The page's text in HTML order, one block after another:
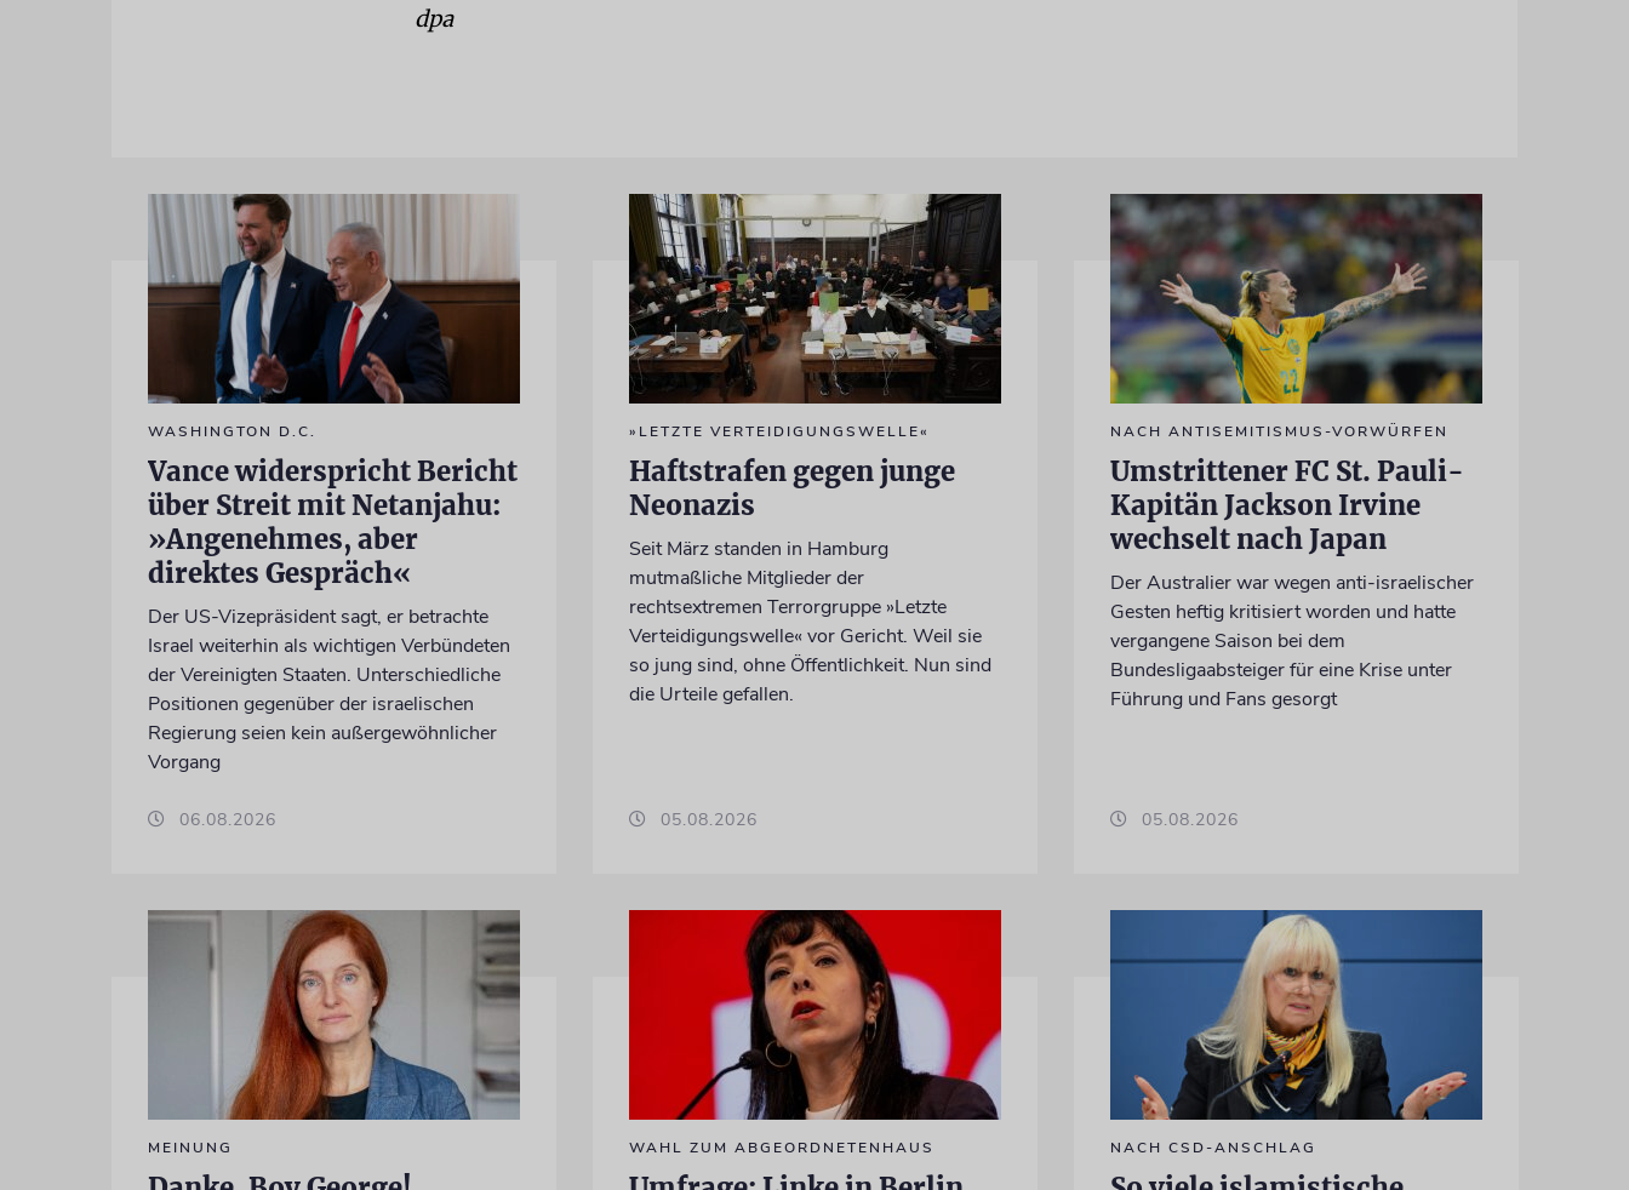
dpa
WASHINGTON D.C.
Vance widerspricht Bericht
über Streit mit Netanjahu:
»Angenehmes, aber
direktes Gespräch«
Der US-Vizepräsident sagt, er betrachte
Israel weiterhin als wichtigen Verbündeten
der Vereinigten Staaten. Unterschiedliche
Positionen gegenüber der israelischen
Regierung seien kein außergewöhnlicher
Vorgang
06.08.2026
»LETZTE VERTEIDIGUNGSWELLE«
Haftstrafen gegen junge
Neonazis
Seit März standen in Hamburg
mutmaßliche Mitglieder der
rechtsextremen Terrorgruppe »Letzte
Verteidigungswelle« vor Gericht. Weil sie
so jung sind, ohne Öffentlichkeit. Nun sind
die Urteile gefallen.
05.08.2026
NACH ANTISEMITISMUS-VORWÜRFEN
Umstrittener FC St. Pauli-
Kapitän Jackson Irvine
wechselt nach Japan
Der Australier war wegen anti-israelischer
Gesten heftig kritisiert worden und hatte
vergangene Saison bei dem
Bundesligaabsteiger für eine Krise unter
Führung und Fans gesorgt
05.08.2026
MEINUNG WAHL ZUM ABGEORDNETENHAUS NACH CSD-ANSCHLAG